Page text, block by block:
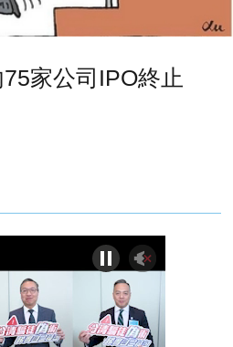
75家公司IPO終止